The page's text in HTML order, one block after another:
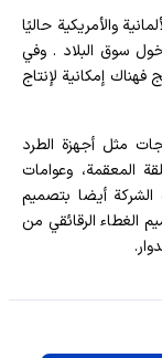
والأمريكية حاليًا
سوق البلاد . وفي
فهناك إمكانية لإنتاج
مثل أجهزة الطرد
المعقمة، وعوامات
أيضا بتصميم
الغطاء الرقائقي من